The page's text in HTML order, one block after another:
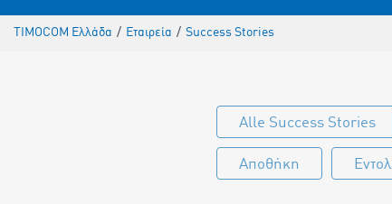
TIMOCOM Ελλάδα / Εταιρεία / Success Stories
Alle Success Stories
Αποθήκη